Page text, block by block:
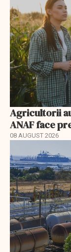
Agricultorii
ANAF face
08 AUGUST 2026